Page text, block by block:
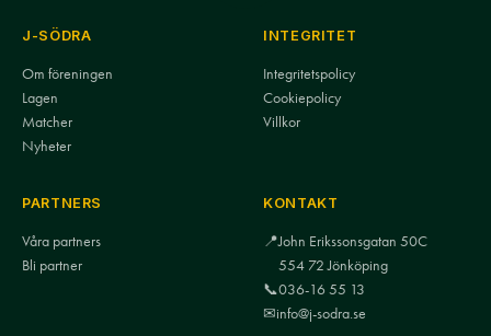
J-SÖDRA
Om föreningen
Lagen
Matcher
Nyheter
INTEGRITET
Integritetspolicy
Cookiepolicy
Villkor
PARTNERS
Våra partners
Bli partner
KONTAKT
📍John Erikssonsgatan 50C
554 72 Jönköping
📞036-16 55 13
✉info@j-sodra.se